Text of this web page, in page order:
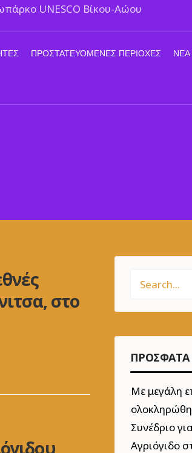
ΠΡΟΣΤΑΤΕΥΌΜΕΝΕΣ ΠΕΡΙΟΧΈΣ ΝΈΑ
στο
ΠΡΌΣΦΑΤΑ
Με μεγάλη
Συνέδριο
Αγριόγιδο